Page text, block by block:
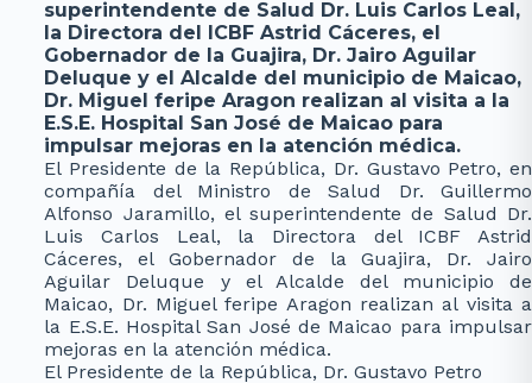
superintendente de Salud Dr. Luis Carlos Leal,
la Directora del ICBF Astrid Cáceres, el
Gobernador de la Guajira, Dr. Jairo Aguilar
Deluque y el Alcalde del municipio de Maicao,
Dr. Miguel feripe Aragon realizan al visita a la
E.S.E. Hospital San José de Maicao para
impulsar mejoras en la atención médica.
El Presidente de la República, Dr. Gustavo Petro, en
compañía del Ministro de Salud Dr. Guillermo
Alfonso Jaramillo, el superintendente de Salud Dr.
Luis Carlos Leal, la Directora del ICBF Astrid
Cáceres, el Gobernador de la Guajira, Dr. Jairo
Aguilar Deluque y el Alcalde del municipio de
Maicao, Dr. Miguel feripe Aragon realizan al visita a
la E.S.E. Hospital San José de Maicao para impulsar
mejoras en la atención médica.
El Presidente de la República, Dr. Gustavo Petro